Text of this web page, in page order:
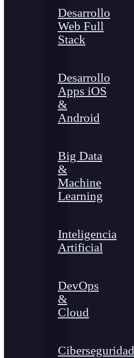
Desarrollo
Web Full
Stack
Desarrollo
Apps iOS
&
Android
Big Data
&
Machine
Learning
Inteligencia
Artificial
DevOps
&
Cloud
Ciberseguridad